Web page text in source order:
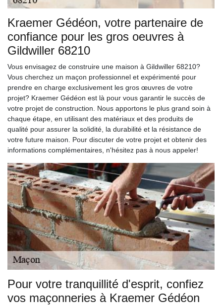
Kraemer Gédéon, votre partenaire de
confiance pour les gros oeuvres à
Gildwiller 68210
Vous envisagez de construire une maison à Gildwiller 68210?
Vous cherchez un maçon professionnel et expérimenté pour
prendre en charge exclusivement les gros œuvres de votre
projet? Kraemer Gédéon est là pour vous garantir le succès de
votre projet de construction. Nous apportons le plus grand soin à
chaque étape, en utilisant des matériaux et des produits de
qualité pour assurer la solidité, la durabilité et la résistance de
votre future maison. Pour discuter de votre projet et obtenir des
informations complémentaires, n'hésitez pas à nous appeler!
Pour votre tranquillité d'esprit, confiez
vos maçonneries à Kraemer Gédéon